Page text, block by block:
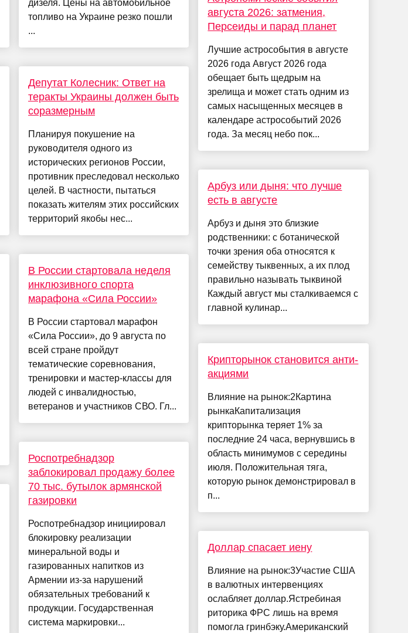
дизеля. Цены на автомобильное
топливо на Украине резко пошли
...
Депутат Колесник: Ответ на
теракты Украины должен быть
соразмерным
Планируя покушение на
руководителя одного из
исторических регионов России,
противник преследовал несколько
целей. В частности, пытаться
показать жителям этих российских
территорий якобы нес...
В России стартовала неделя
инклюзивного спорта
марафона «Сила России»
В России стартовал марафон
«Сила России», до 9 августа по
всей стране пройдут
тематические соревнования,
тренировки и мастер-классы для
людей с инвалидностью,
ветеранов и участников СВО. Гл...
Роспотребнадзор
заблокировал продажу более
70 тыс. бутылок армянской
газировки
Роспотребнадзор инициировал
блокировку реализации
минеральной воды и
газированных напитков из
Армении из-за нарушений
обязательных требований к
продукции. Государственная
система маркировки...
августа 2026: затмения,
Персеиды и парад планет
Лучшие астрособытия в августе
2026 года Август 2026 года
обещает быть щедрым на
зрелища и может стать одним из
самых насыщенных месяцев в
календаре астрособытий 2026
года. За месяц небо пок...
Арбуз или дыня: что лучше
есть в августе
Арбуз и дыня это близкие
родственники: с ботанической
точки зрения оба относятся к
семейству тыквенных, а их плод
правильно называть тыквиной
Каждый август мы сталкиваемся с
главной кулинар...
Крипторынок становится анти-
акциями
Влияние на рынок:2Картина
рынкаКапитализация
крипторынка теряет 1% за
последние 24 часа, вернувшись в
область минимумов с середины
июля. Положительная тяга,
которую рынок демонстрировал в
п...
Доллар спасает иену
Влияние на рынок:3Участие США
в валютных интервенциях
ослабляет доллар.Ястребиная
риторика ФРС лишь на время
помогла гринбэку.Американский